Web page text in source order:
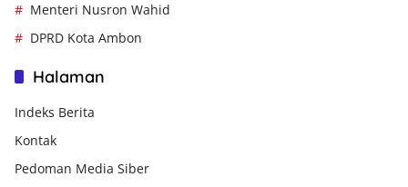
Menteri Nusron Wahid
DPRD Kota Ambon
Halaman
Indeks Berita
Kontak
Pedoman Media Siber